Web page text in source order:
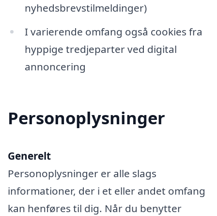
nyhedsbrevstilmeldinger)
I varierende omfang også cookies fra
hyppige tredjeparter ved digital
annoncering
Personoplysninger
Generelt
Personoplysninger er alle slags
informationer, der i et eller andet omfang
kan henføres til dig. Når du benytter